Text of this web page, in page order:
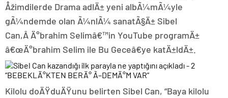
Åžimdilerde Drama adlÄ± yeni albÃ¼mÃ¼yle
gÃ¼ndemde olan Ã¼nlÃ¼ sanatÃ§Ä± Sibel
Can,Â Ä°brahim Selimâ€™in YouTube programÄ±
â€œÄ°brahim Selim ile Bu Geceâ€ye katÄ±ldÄ±.
“BEBEKLÄ°KTEN BERÄ° Ã–DEMÄ°M VAR”
Kilolu doÄŸduÄŸunu belirten Sibel Can, “Baya kilolu